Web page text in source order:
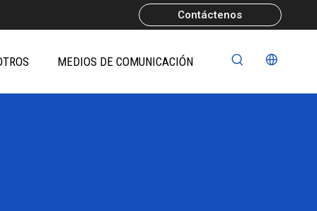
Contáctenos
MEDIOS DE COMUNICACIÓN